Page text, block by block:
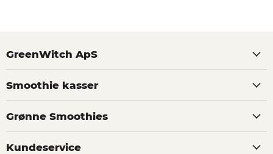
GreenWitch ApS
Smoothie kasser
Grønne Smoothies
Kundeservice